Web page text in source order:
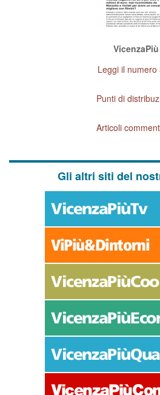
VicenzaPiù
Leggi il numero
Punti di
Articoli
Gli altri siti del